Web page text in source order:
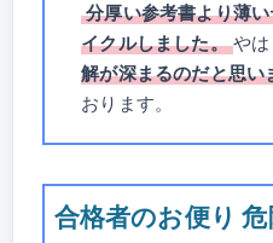
分厚い参考書より薄
イクルしました。 やは
解が深まるのだと思い
おります。
合格者のお便り